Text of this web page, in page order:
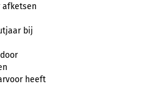
afketsen
bij
heeft